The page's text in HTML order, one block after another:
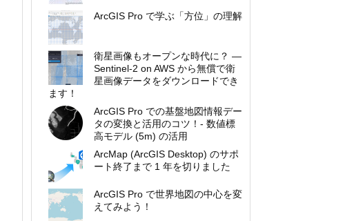
ArcGIS Pro で学ぶ「方位」の理解
衛星画像もオープンな時代に？ ―
Sentinel-2 on AWS から無償で衛
星画像データをダウンロードでき
ます！
ArcGIS Pro での基盤地図情報デー
タの変換と活用のコツ！- 数値標
高モデル (5m) の活用
ArcMap (ArcGIS Desktop) のサポ
ート終了まで 1 年を切りました
ArcGIS Pro で世界地図の中心を変
えてみよう！